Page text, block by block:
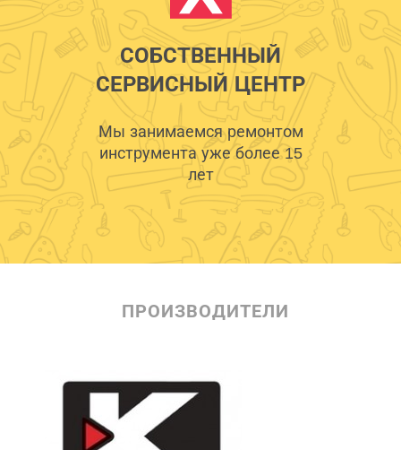
СОБСТВЕННЫЙ
СЕРВИСНЫЙ ЦЕНТР
Мы занимаемся ремонтом
инструмента уже более 15
лет
ПРОИЗВОДИТЕЛИ